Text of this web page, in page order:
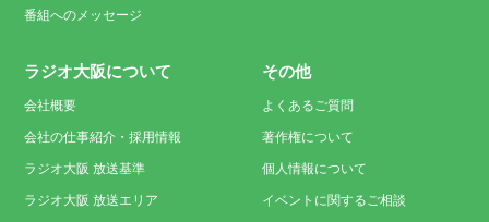
番組へのメッセージ
ラジオ大阪について
会社概要
会社の仕事紹介・採用情報
ラジオ大阪 放送基準
ラジオ大阪 放送エリア
その他
よくあるご質問
著作権について
個人情報について
イベントに関するご相談